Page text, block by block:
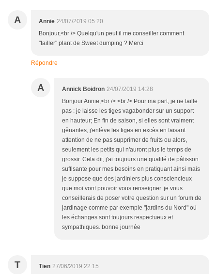
A Annie 24/07/2019 05:20
Bonjour,<br /> Quelqu'un peut il me conseiller comment
"tailler" plant de Sweet dumping ? Merci
Répondre
A Annick Boidron 24/07/2019 14:28
Bonjour Annie,<br /> <br /> Pour ma part, je ne taille
pas : je laisse les tiges vagabonder sur un support
en hauteur; En fin de saison, si elles sont vraiment
gênantes, j'enlève les tiges en excès en faisant
attention de ne pas supprimer de fruits ou alors,
seulement les petits qui n'auront plus le temps de
grossir. Cela dit, j'ai toujours une quatité de pâtisson
suffisante pour mes besoins en pratiquant ainsi mais
je suppose que des jardiniers plus consciencieux
que moi vont pouvoir vous renseigner. je vous
conseillerais de poser votre question sur un forum de
jardinage comme par exemple "jardins du Nord" où
les échanges sont toujours respectueux et
sympathiques. bonne journée
T Tien 27/06/2019 22:15